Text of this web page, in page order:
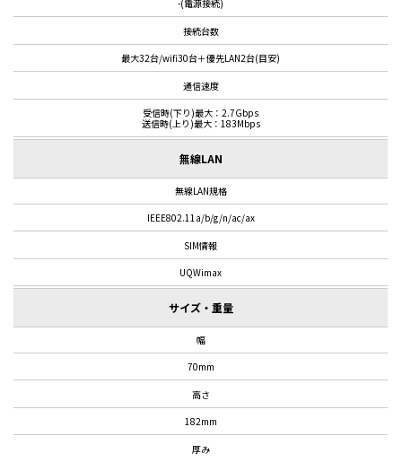
-(電源接続)
接続台数
最大32台/wifi30台＋優先LAN2台(目安)
通信速度
受信時(下り)最大：2.7Gbps
送信時(上り)最大：183Mbps
無線LAN
無線LAN規格
IEEE802.11a/b/g/n/ac/ax
SIM情報
UQWimax
サイズ・重量
幅
70mm
高さ
182mm
厚み